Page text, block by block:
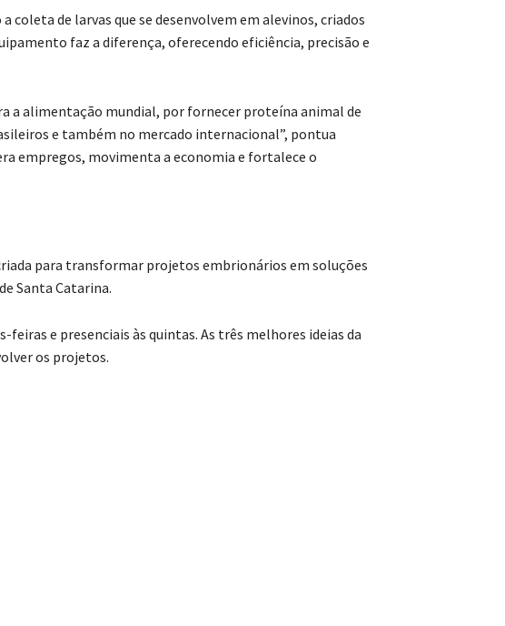
de larvas que se desenvolvem em alevinos, criados
faz a diferença, oferecendo eficiência, precisão e
a alimentação mundial, por fornecer proteína animal de
e também no mercado internacional”, pontua
empregos, movimenta a economia e fortalece o
para transformar projetos embrionários em soluções
Santa Catarina.
e presenciais às quintas. As três melhores ideias da
os projetos.